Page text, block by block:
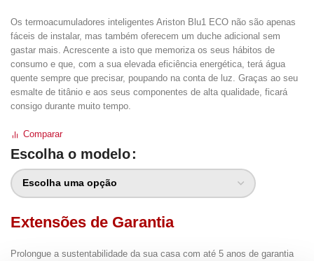
Os termoacumuladores inteligentes Ariston Blu1 ECO não são apenas
fáceis de instalar, mas também oferecem um duche adicional sem
gastar mais. Acrescente a isto que memoriza os seus hábitos de
consumo e que, com a sua elevada eficiência energética, terá água
quente sempre que precisar, poupando na conta de luz. Graças ao seu
esmalte de titânio e aos seus componentes de alta qualidade, ficará
consigo durante muito tempo.
Comparar
Escolha o modelo
Extensões de Garantia
Prolongue a sustentabilidade da sua casa com até 5 anos de garantia